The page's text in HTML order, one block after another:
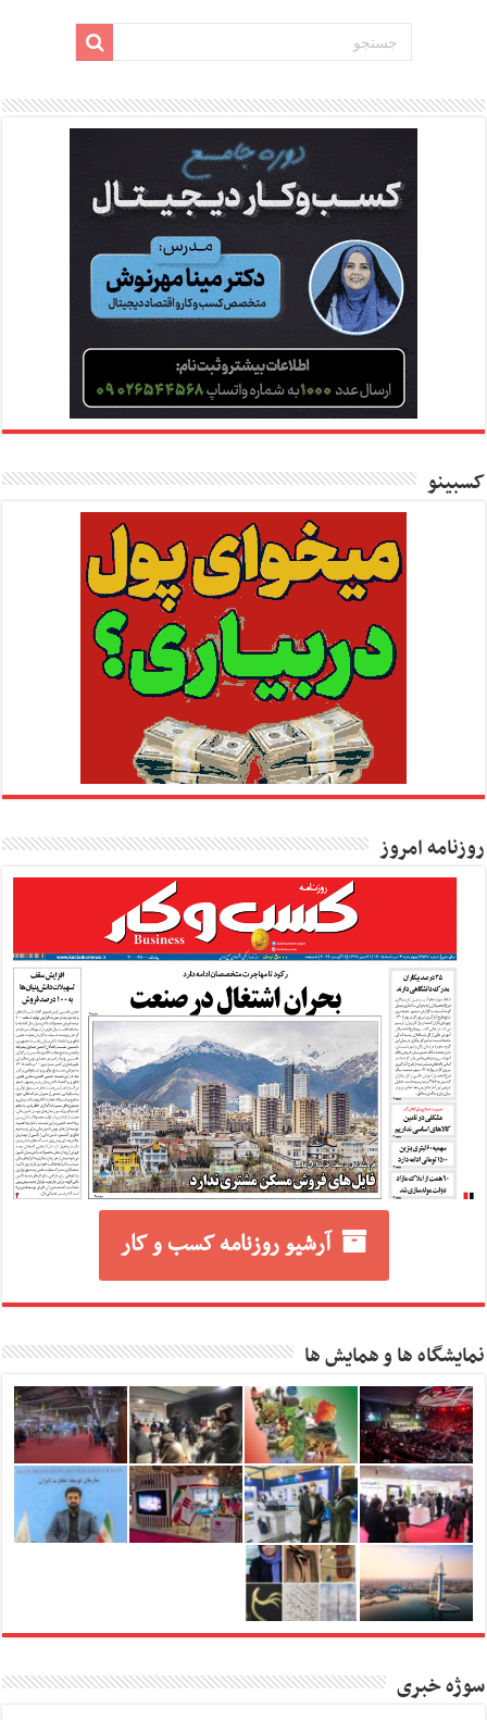
کسبینو
روزنامه امروز
آرشیو روزنامه کسب و کار
نمایشگاه ها و همایش ها
سوژه خبری